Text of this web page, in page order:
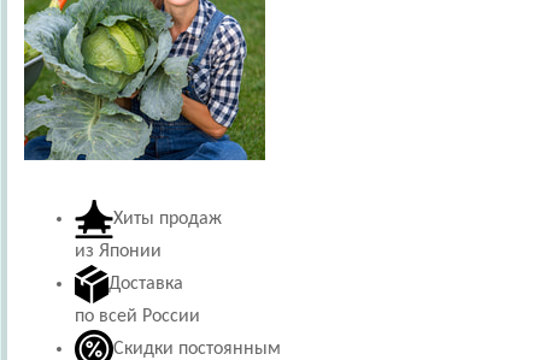
Хиты продаж
из Японии
Доставка
по всей России
Скидки постоянным